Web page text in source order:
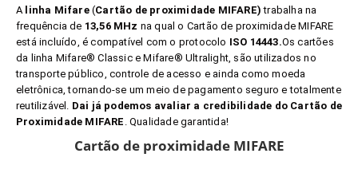
A linha Mifare(Cartão de proximidade MIFARE) trabalha na
frequência de 13,56 MHz na qual o Cartão de proximidade MIFARE
está incluído, é compatível com o protocolo ISO 14443.Os cartões
da linha Mifare® Classic e Mifare® Ultralight, são utilizados no
transporte público, controle de acesso e ainda como moeda
eletrônica, tornando-se um meio de pagamento seguro e totalmente
reutilizável. Dai já podemos avaliar a credibilidade do Cartão de
Proximidade MIFARE . Qualidade garantida!
Cartão de proximidade MIFARE